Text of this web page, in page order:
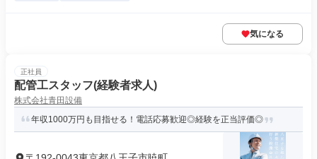
気になる
正社員
配管工スタッフ(経験者求人)
株式会社青田設備
年収1000万円も目指せる！電話応募歓迎◎経験を正当評価◎